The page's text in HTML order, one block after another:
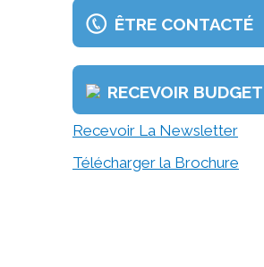
ÊTRE CONTACTÉ
RECEVOIR BUDGET
Recevoir La Newsletter
Télécharger la Brochure